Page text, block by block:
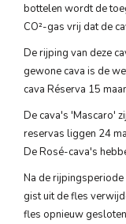
bottelen wordt de
CO²-gas vrij dat de
De rijping van deze
gewone cava is de
cava Réserva 15
De cava's 'Mascaro'
reservas liggen 24
De Rosé-cava's
Na de
gist uit de fles
fles opnieuw